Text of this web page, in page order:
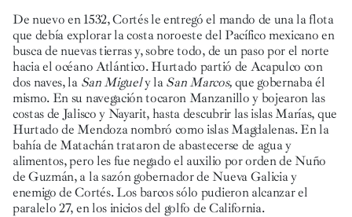
De nuevo en 1532, Cortés le entregó el mando de una la flota
que debía explorar la costa noroeste del Pacífico mexicano en
busca de nuevas tierras y, sobre todo, de un paso por el norte
hacia el océano Atlántico. Hurtado partió de Acapulco con
dos naves, la San Miguely laSan Marcos,que gobernaba él
mismo. En su navegación tocaron Manzanillo y bojearon las
costas de Jalisco y Nayarit, hasta descubrir las islas Marías, que
Hurtado de Mendoza nombró como islas Magdalenas. En la
bahía de Matachán trataron de abastecerse de agua y
alimentos, pero les fue negado el auxilio por orden de Nuño
de Guzmán, a la sazón gobernador de Nueva Galicia y
enemigo de Cortés. Los barcos sólo pudieron alcanzar el
paralelo 27, en los inicios del golfo de California.